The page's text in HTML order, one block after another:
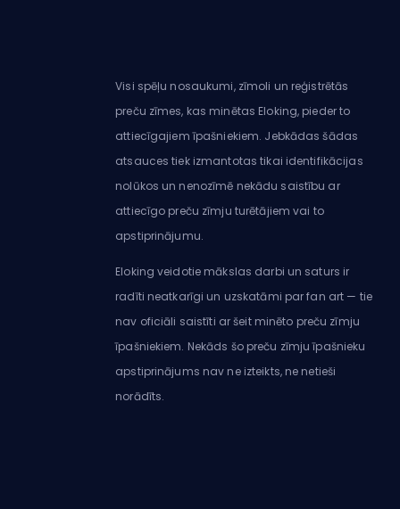
Visi spēļu nosaukumi, zīmoli un reģistrētās
preču zīmes, kas minētas Eloking, pieder to
attiecīgajiem īpašniekiem. Jebkādas šādas
atsauces tiek izmantotas tikai identifikācijas
nolūkos un nenozīmē nekādu saistību ar
attiecīgo preču zīmju turētājiem vai to
apstiprinājumu.
Eloking veidotie mākslas darbi un saturs ir
radīti neatkarīgi un uzskatāmi par fan art — tie
nav oficiāli saistīti ar šeit minēto preču zīmju
īpašniekiem. Nekāds šo preču zīmju īpašnieku
apstiprinājums nav ne izteikts, ne netieši
norādīts.